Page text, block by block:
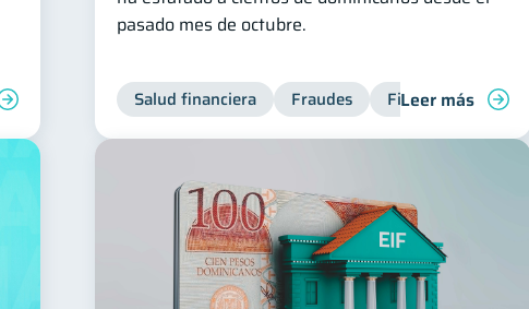
Inclusión financiera Finanzas para jóvenes Manejo de deudas
pasado mes de octubre.
Salud financiera Fraudes Finanzas personales
Leer más